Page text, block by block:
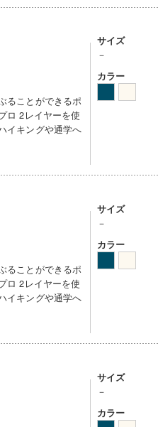
ることができるポ
ロ 2レイヤーを使
イキングや通学へ
サイズ
－
カラー
ることができるポ
ロ 2レイヤーを使
イキングや通学へ
サイズ
－
カラー
サイズ
－
カラー